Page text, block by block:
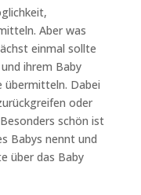
Aber was
einmal sollte
ihrem Baby
übermitteln. Dabei
oder
schön ist
Babys nennt und
über das Baby